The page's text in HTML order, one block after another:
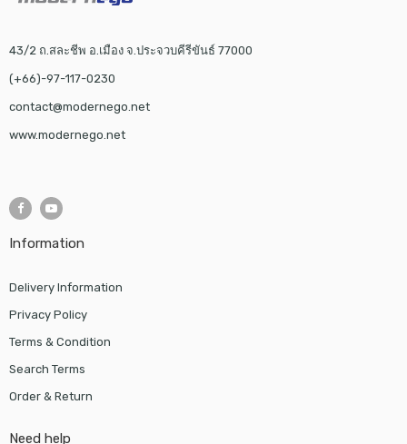
43/2 ถ.สละชีพ อ.เมือง จ.ประจวบคีรีขันธ์ 77000
(+66)-97-117-0230
contact@modernego.net
www.modernego.net
Information
Delivery Information
Privacy Policy
Terms & Condition
Search Terms
Order & Return
Need help